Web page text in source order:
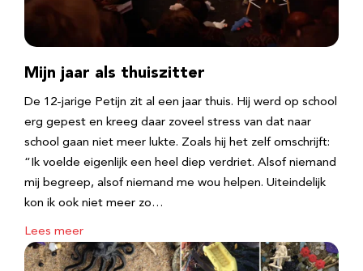
Mijn jaar als thuiszitter
De 12-jarige Petijn zit al een jaar thuis. Hij werd op school
erg gepest en kreeg daar zoveel stress van dat naar
school gaan niet meer lukte. Zoals hij het zelf omschrijft:
“Ik voelde eigenlijk een heel diep verdriet. Alsof niemand
mij begreep, alsof niemand me wou helpen. Uiteindelijk
kon ik ook niet meer zo…
Lees meer